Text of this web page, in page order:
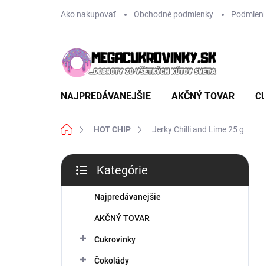
Ako nakupovať Obchodné podmienky
NAJPREDÁVANEJŠIE AKČNÝ TOVAR
DomovHOT CHIP Jerky Chilli and Lime 25 g
B
č
kategórie
Kategórie
Najpredávanejšie
AKČNÝ TOVAR
Cukrovinky
Čokolády